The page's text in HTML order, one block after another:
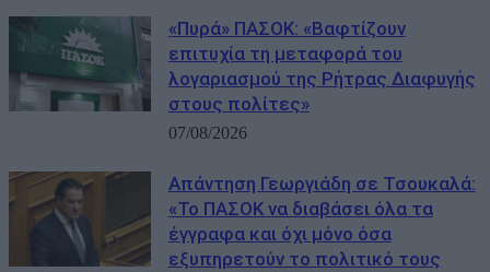
«Πυρά» ΠΑΣΟΚ: «Βαφτίζουν
επιτυχία τη μεταφορά του
λογαριασμού της Ρήτρας Διαφυγής
στους πολίτες»
07/08/2026
Απάντηση Γεωργιάδη σε Τσουκαλά:
«Το ΠΑΣΟΚ να διαβάσει όλα τα
έγγραφα και όχι μόνο όσα
εξυπηρετούν το πολιτικό τους